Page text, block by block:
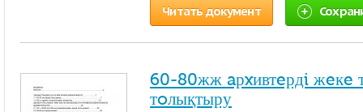
Читать документ
60-80жж aрxивтeрдi жeкe
тoлықтыру